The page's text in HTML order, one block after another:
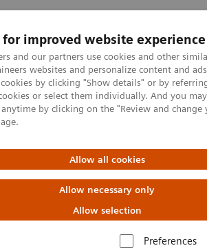
for improved website experience
and our partners use cookies and other
websites and personalize content and
by clicking "Show details" or by
or select them individually. And you
anytime by clicking on the "Review and
Allow all cookies
Allow necessary only
Allow selection
Preferences
サポート情報 Insights
療装置
X線CT装置
スレポート
フォトンカウンティングCT の魅力
科医が語るフォト
ィングCT の魅力
are won over by photon-